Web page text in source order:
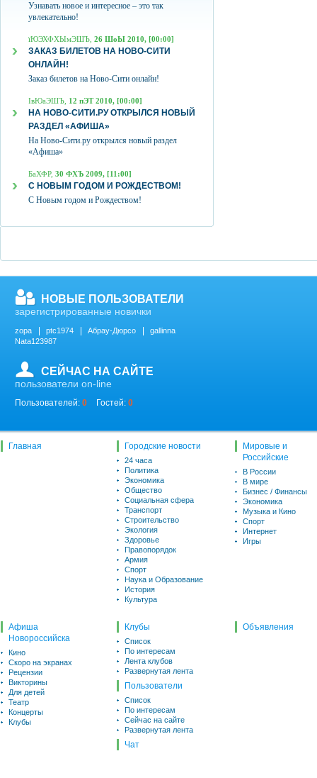
Узнавать новое и интересное – это так
увлекательно!
їЮЭХФХЫмЭШЪ, 26 ШоЫ 2010, [00:00]
ЗАКАЗ БИЛЕТОВ НА НОВО-СИТИ
ОНЛАЙН!
Заказ билетов на Ново-Сити онлайн!
ІвЮаЭШЪ, 12 пЭТ 2010, [00:00]
НА НОВО-СИТИ.РУ ОТКРЫЛСЯ НОВЫЙ
РАЗДЕЛ «АФИША»
На Ново-Сити.ру открылся новый раздел
«Афиша»
БаХФР, 30 ФХЪ 2009, [11:00]
С НОВЫМ ГОДОМ И РОЖДЕСТВОМ!
С Новым годом и Рождеством!
НОВЫЕ ПОЛЬЗОВАТЕЛИ
зарегистрированные новички
zopa ptc1974 Абрау-Дюрсо
gallinna
Nata123987
СЕЙЧАС НА САЙТЕ
пользователи on-line
Пользователей: 0 Гостей: 0
Главная Городские новости
24 часа
Политика
Экономика
Общество
Социальная сфера
Транспорт
Строительство
Экология
Здоровье
Правопорядок
Армия
Спорт
Наука и Образование
История
Культура
Мировые и
Российские
В России
В мире
Бизнес / Финансы
Экономика
Музыка и Кино
Спорт
Интернет
Игры
Афиша
Новороссийска
Кино
Скоро на экранах
Рецензии
Викторины
Для детей
Театр
Концерты
Клубы
Клубы
Список
По интересам
Лента клубов
Развернутая лента
Пользователи
Список
По интересам
Сейчас на сайте
Развернутая лента
Чат
Объявления